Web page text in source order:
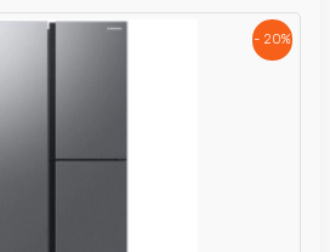
- 20%